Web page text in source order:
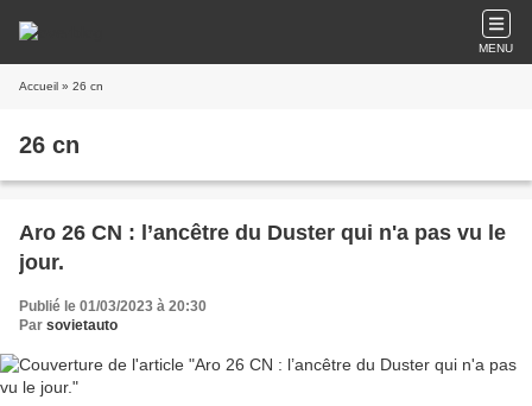
MENU
Accueil » 26 cn
26 cn
Aro 26 CN : l’ancêtre du Duster qui n'a pas vu le
jour.
Publié le 01/03/2023 à 20:30
Par sovietauto